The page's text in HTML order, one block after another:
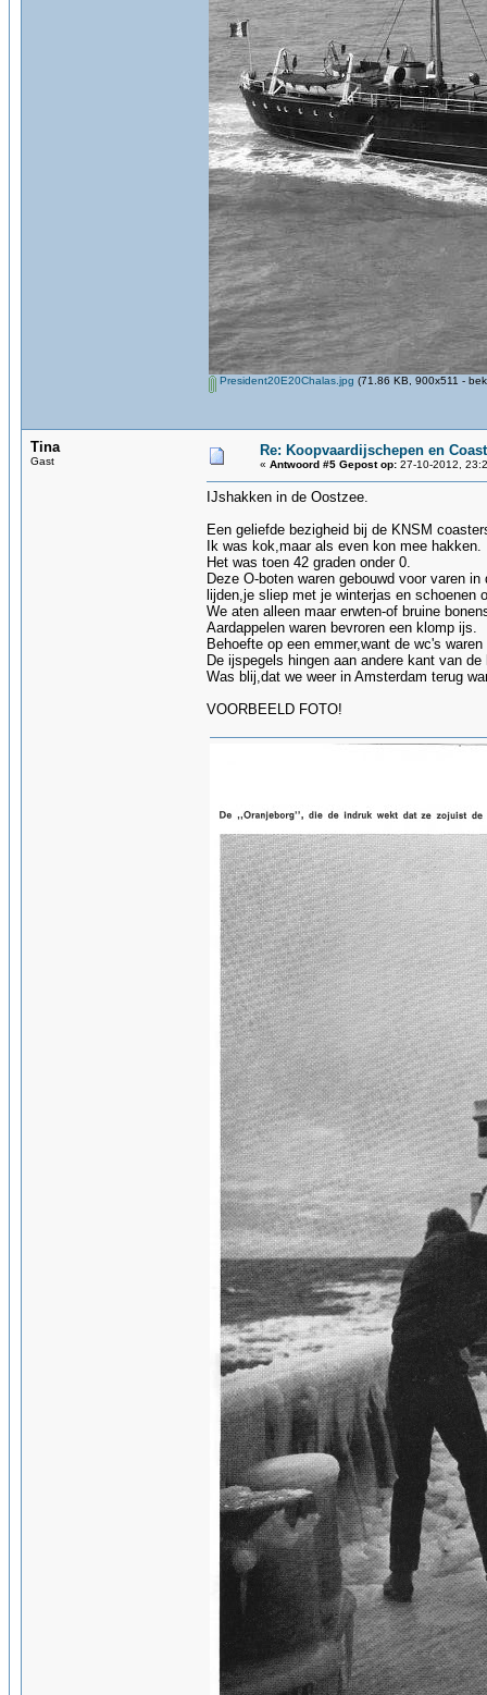
President20E20Chalas.jpg (71.86 KB, 900x511 -
Tina
Gast
Re: Koopvaardijschepen en
« Antwoord #5 Gepost op: 27-10-2012,
IJshakken in de Oostzee.
Een geliefde bezigheid bij de KNSM
Ik was kok,maar als even kon mee hakken.
Het was toen 42 graden onder 0.
Deze O-boten waren gebouwd voor varen
lijden,je sliep met je winterjas en schoenen
We aten alleen maar erwten-of bruine
Aardappelen waren bevroren een klomp ijs.
Behoefte op een emmer,want de wc's
De ijspegels hingen aan andere kant van
Was blij,dat we weer in Amsterdam terug
VOORBEELD FOTO!